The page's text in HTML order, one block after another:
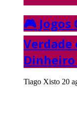
🎮
Verdade
Dinheiro
Tiago Xisto 20